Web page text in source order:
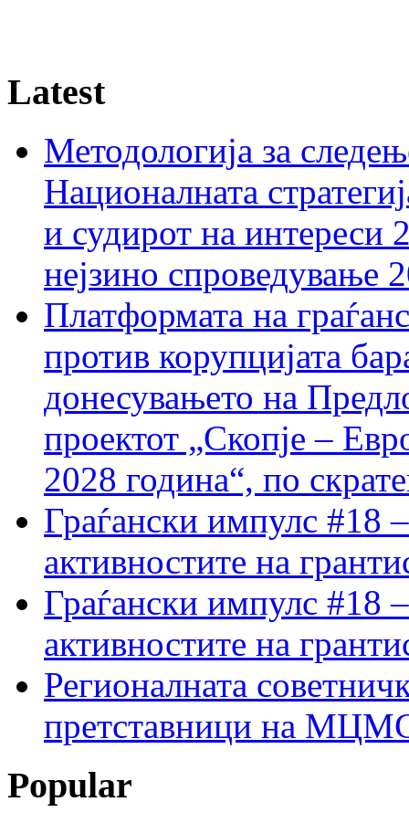
Latest
Методологија за
Националната
и судирот на интереси
нејзино спроведување
Платформата на
против корупцијата
донесувањето на
проектот „Скопје –
2028 година“, по
Граѓански импулс #18
активностите на
Граѓански импулс #18
активностите на
Регионалната
претставници на МЦМС
Popular